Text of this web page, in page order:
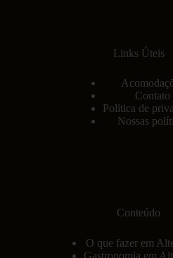
Links Úteis
Contato
Política de
Nossas
Conteúdo
O que fazer em